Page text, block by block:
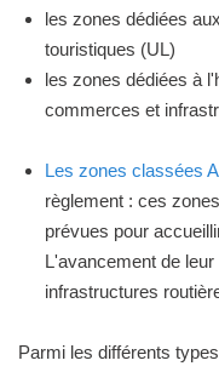
les zones dédiées
touristiques (UL)
les zones dédiées à
commerces et
Les zones classées
règlement : ces
prévues pour
L'avancement de
infrastructures
Parmi les différents